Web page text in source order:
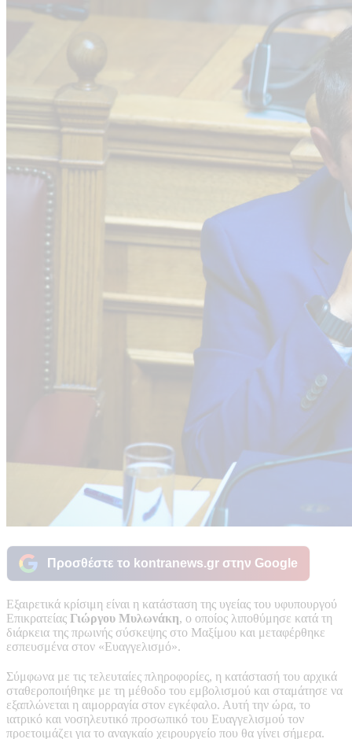
Προσθέστε το kontranews.gr στην Google
Εξαιρετικά κρίσιμη είναι η κατάσταση της υγείας του υφυπουργού
Επικρατείας Γιώργου Μυλωνάκη, ο οποίος λιποθύμησε κατά τη
διάρκεια της πρωινής σύσκεψης στο Μαξίμου και μεταφέρθηκε
εσπευσμένα στον «Ευαγγελισμό».
Σύμφωνα με τις τελευταίες πληροφορίες, η κατάστασή του αρχικά
σταθεροποιήθηκε με τη μέθοδο του εμβολισμού και σταμάτησε να
εξαπλώνεται η αιμορραγία στον εγκέφαλο. Αυτή την ώρα, το
ιατρικό και νοσηλευτικό προσωπικό του Ευαγγελισμού τον
προετοιμάζει για το αναγκαίο χειρουργείο που θα γίνει σήμερα.